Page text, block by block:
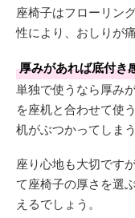
座椅子はフローリン
性により、おしりが
厚みがあれば底付き
単独で使うなら厚み
を座机と合わせて使
机がぶつかってしま
座り心地も大切です
て座椅子の厚さを選
えるでしょう。